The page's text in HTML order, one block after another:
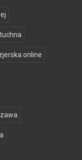
online